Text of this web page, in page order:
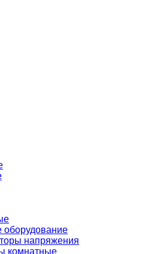
оборудование
напряжения
комнатные